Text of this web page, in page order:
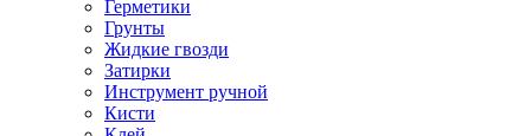
Герметики
Грунты
Жидкие гвозди
Затирки
Инструмент ручной
Кисти